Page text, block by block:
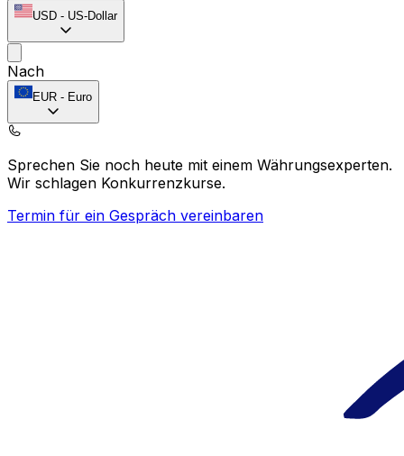
USD - US-Dollar
Nach
EUR - Euro
Sprechen Sie noch heute mit einem Währungsexperten.
Wir schlagen Konkurrenzkurse.
Termin für ein Gespräch vereinbaren